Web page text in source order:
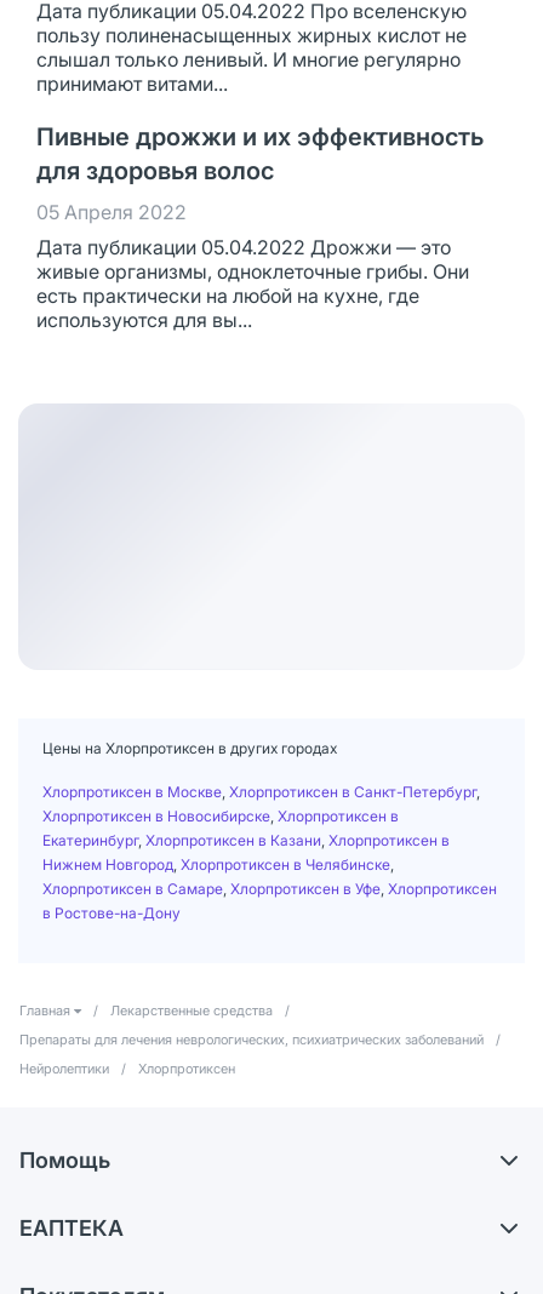
Дата публикации 05.04.2022 Про вселенскую
пользу полиненасыщенных жирных кислот не
слышал только ленивый. И многие регулярно
принимают витами...
Пивные дрожжи и их эффективность
для здоровья волос
05 Апреля 2022
Дата публикации 05.04.2022 Дрожжи — это
живые организмы, одноклеточные грибы. Они
есть практически на любой на кухне, где
используются для вы...
Цены на Хлорпротиксен в других городах
Хлорпротиксен в Москве Хлорпротиксен в Санкт-Петербург,
Хлорпротиксен в Новосибирске Хлорпротиксен в
Екатеринбург, Хлорпротиксен в Казани Хлорпротиксен в
Нижнем Новгород Хлорпротиксен в Челябинске
Хлорпротиксен в Самаре Хлорпротиксен в Уфе Хлорпротиксен
в Ростове-на-Дону
Главная / Лекарственные средства
/
Препараты для лечения неврологических, психиатрических заболеваний
/
Нейролептики
/ Хлорпротиксен
Помощь
Обмен и возврат
ЕАПТЕКА